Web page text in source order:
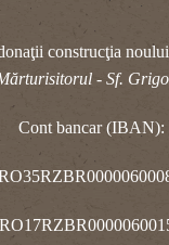
construcţia
- Sf.
Cont bancar (IBAN):